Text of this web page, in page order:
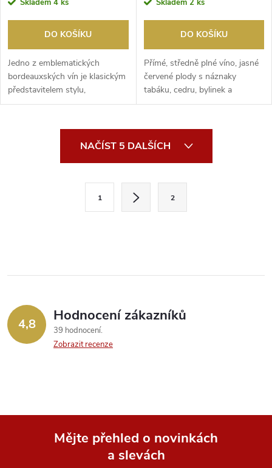
Skladem 4 ks
DO KOŠÍKU
Jedno z emblematických
bordeauxských vín je klasickým
představitelem stylu,
charakteristického pro v...
Skladem 2 ks
DO KOŠÍKU
Přímé, středně plné víno, jasné
červené plody s náznaky
tabáku, cedru, bylinek a
červených švestek. ...
í
p
k
NAČÍST 5 DALŠÍCH
k
v
á
n
1 2
4,8 Hodnocení zákazníků
39 hodnocení
Zobrazit recenze
Mějte přehled o novinkách
a slevách